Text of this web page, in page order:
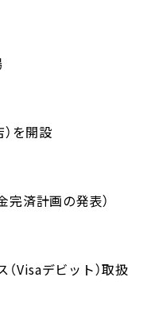
を開設
完済計画の発表）
Visaデビット）取扱